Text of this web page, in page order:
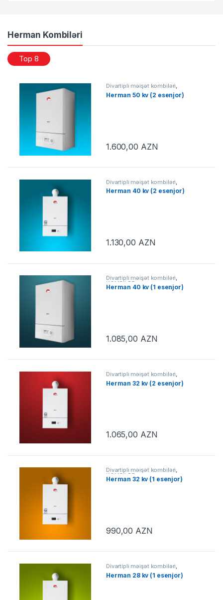
Herman Kombiləri
Top 8
Divartipli məişət kombiləri,
KOMBİLƏR
Herman 50 kv (2 esenjor)
1.600,00 AZN
Divartipli məişət kombiləri
KOMBİLƏR
Herman 40 kv (2 esenjor)
1.130,00 AZN
Divartipli məişət kombiləri,
KOMBİLƏR
Herman 40 kv (1 esenjor)
1.085,00 AZN
Divartipli məişət kombiləri,
KOMBİLƏR
Herman 32 kv (2 esenjor)
1.065,00 AZN
Divartipli məişət kombiləri,
KOMBİLƏR
Herman 32 kv (1 esenjor)
990,00 AZN
Divartipli məişət kombiləri,
KOMBİLƏR
Herman 28 kv (1 esenjor)